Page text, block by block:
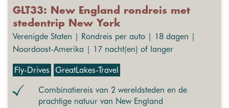
GLT33: New England rondreis met
stedentrip New York
Verenigde Staten | Rondreis per auto | 18 dagen |
Noordoost-Amerika | 17 nacht(en) of langer
Fly-Drives GreatLakes-Travel
Combinatiereis van 2 wereldsteden en de
prachtige natuur van New England